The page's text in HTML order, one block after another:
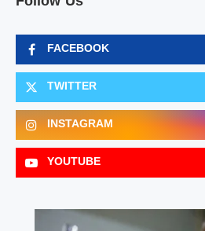
FACEBOOK
TWITTER
INSTAGRAM
YOUTUBE